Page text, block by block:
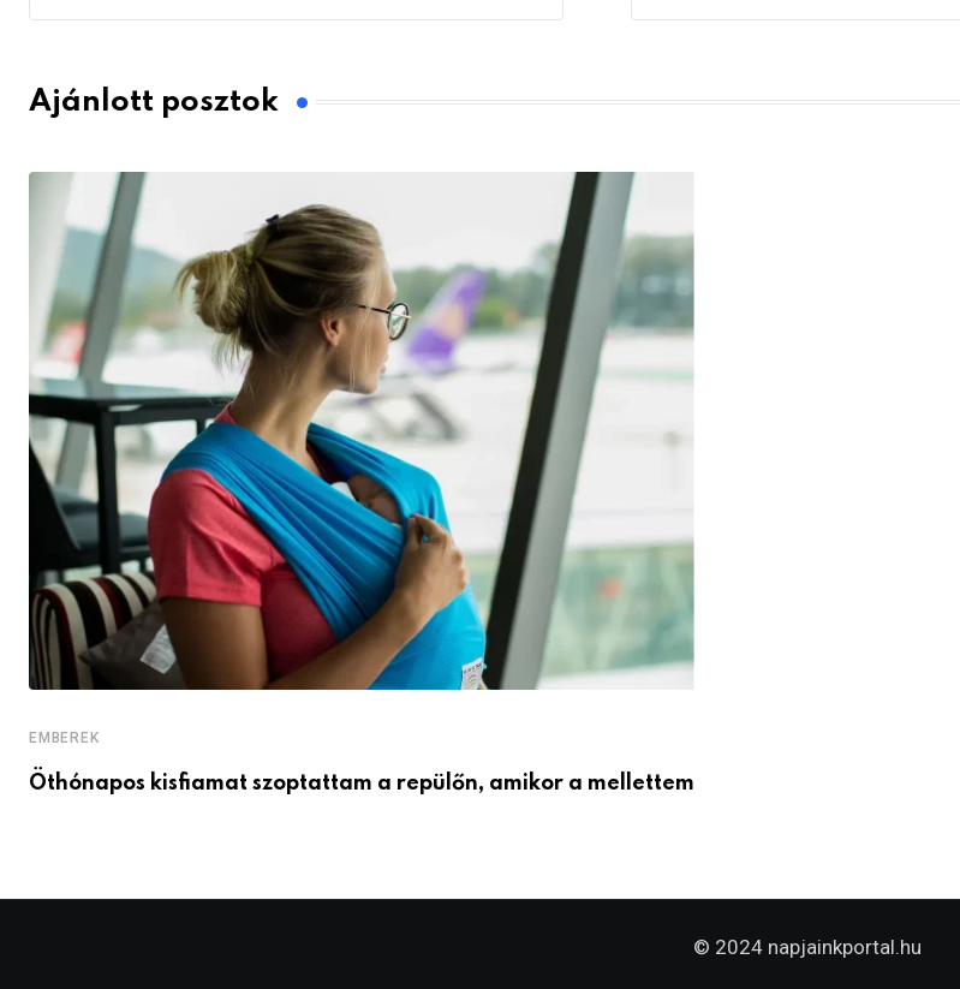
Ajánlott posztok
EMBEREK
Öthónapos kisfiamat szoptattam a repülőn, amikor a mellettem
© 2024 napjainkportal.hu